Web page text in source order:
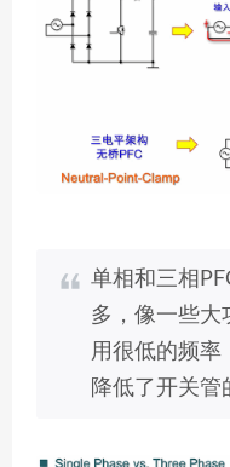
单相和三相
多，像一些大
用很低的频率
降低了开关管